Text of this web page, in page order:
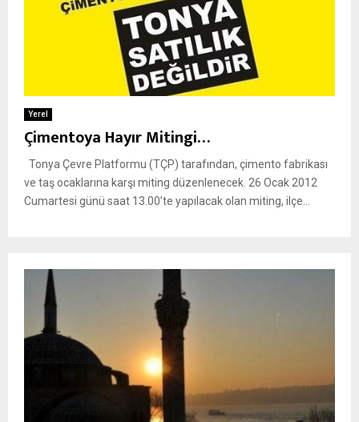
Yerel
Çimentoya Hayır Mitingi…
Tonya Çevre Platformu (TÇP) tarafından, çimento fabrikası
ve taş ocaklarına karşı miting düzenlenecek. 26 Ocak 2012
Cumartesi günü saat 13.00’te yapılacak olan miting, ilçe...